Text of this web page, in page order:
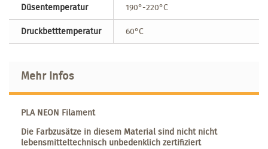
Düsentemperatur
190°-220°C
Druckbetttemperatur
60°C
Mehr Infos
PLA NEON Filament
Die Farbzusätze in diesem Material sind nicht nicht
lebensmitteltechnisch unbedenklich zertifiziert